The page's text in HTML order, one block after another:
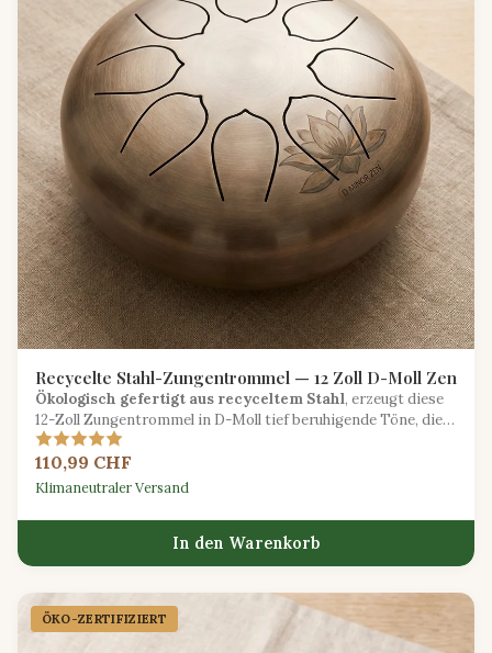
Recycelte Stahl-Zungentrommel — 12 Zoll D-Moll Zen
Ökologisch gefertigt aus recyceltem Stahl, erzeugt diese
12-Zoll Zungentrommel in D-Moll tief beruhigende Töne, die
ideal für Meditation und Klangheilung sind.
110,99 CHF
Klimaneutraler Versand
In den Warenkorb
ÖKO-ZERTIFIZIERT